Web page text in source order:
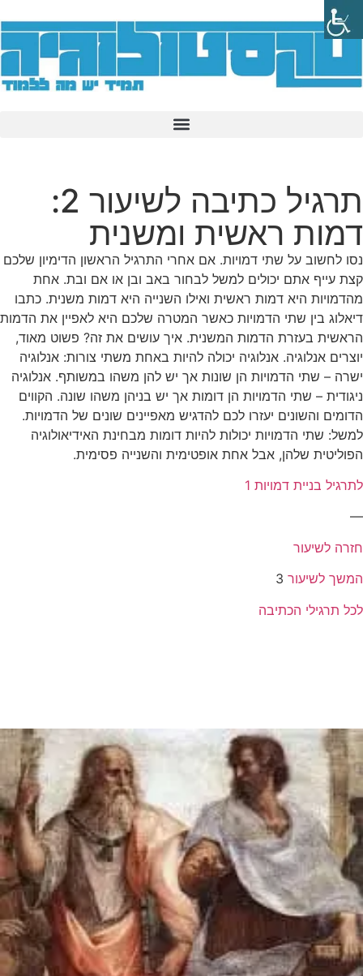
תרגיל כתיבה לשיעור 2:
דמות ראשית ומשנית
נסו לחשוב על שתי דמויות. אם אחרי התרגיל הראשון הדימיון שלכם
קצת עייף אתם יכולים למשל לבחור באב ובן או אם ובת. אחת
מהדמויות היא דמות ראשית ואילו השנייה היא דמות משנית. כתבו
דיאלוג בין שתי הדמויות כאשר המטרה שלכם היא לאפיין את הדמות
הראשית בעזרת הדמות המשנית. איך עושים את זה? פשוט מאוד,
יוצרים אנלוגיה. אנלוגיה יכולה להיות באחת משתי צורות: אנלוגיה
ישרה – שתי הדמויות הן שונות אך יש להן משהו במשותף. אנלוגיה
ניגודית – שתי הדמויות הן דומות אך יש בניהן משהו שונה. הקווים
הדומים והשונים יעזרו לכם להדגיש מאפיינים שונים של הדמויות.
למשל: שתי הדמויות יכולות להיות דומות מבחינת האידיאולוגיה
הפוליטית שלהן, אבל אחת אופטימית והשנייה פסימית.
לתרגיל בניית דמויות 1
—
חזרה לשיעור
המשך לשיעור 3
לכל תרגילי הכתיבה